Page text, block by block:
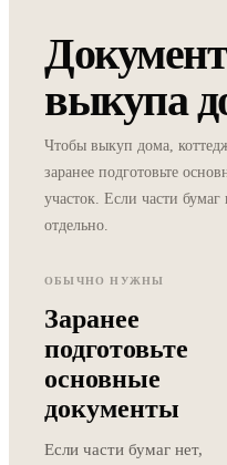
выкупа
Чтобы выкуп дома,
заранее подготовьте
участок. Если части
отдельно.
ОБЫЧНО НУЖНЫ
Заранее
подготовьте
основные
документы
Если части бумаг нет,